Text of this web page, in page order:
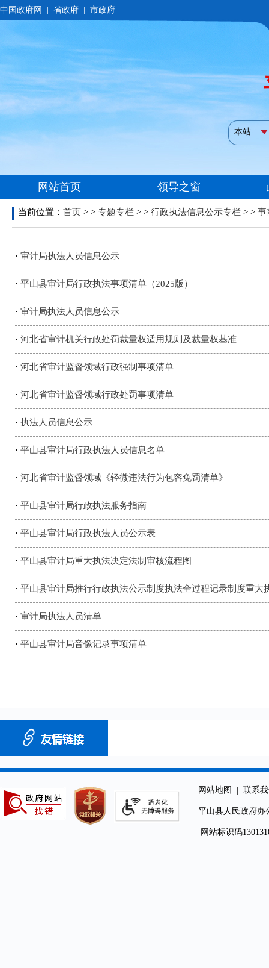
当前位置： 首页 > > 专题专栏 > > 行政执法信息公示专栏 > > 事
· 审计局执法人员信息公示
· 平山县审计局行政执法事项清单（2025版）
· 审计局执法人员信息公示
· 河北省审计机关行政处罚裁量权适用规则及裁量权基准
· 河北省审计监督领域行政强制事项清单
· 河北省审计监督领域行政处罚事项清单
· 执法人员信息公示
· 平山县审计局行政执法人员信息名单
· 河北省审计监督领域《轻微违法行为包容免罚清单》
· 平山县审计局行政执法服务指南
· 平山县审计局行政执法人员公示表
· 平山县审计局重大执法决定法制审核流程图
· 平山县审计局推行行政执法公示制度执法全过程记录制度重大
· 审计局执法人员清单
· 平山县审计局音像记录事项清单